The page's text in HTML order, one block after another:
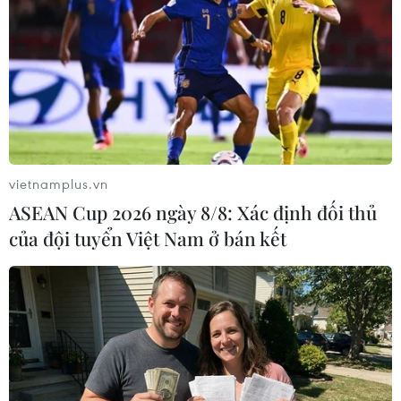
Theo dõi VietnamPlus
TIN LIÊN QUAN
vietnamplus.vn
ASEAN Cup 2026 ngày 8/8: Xác định đối thủ
của đội tuyển Việt Nam ở bán kết